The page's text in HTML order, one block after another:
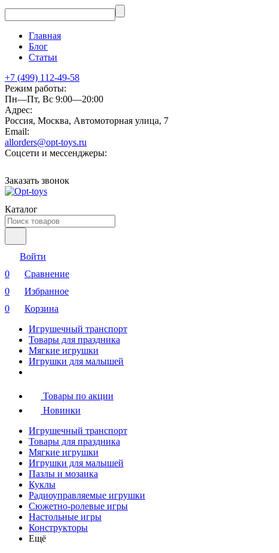
Главная
Блог
Статьи
+7 (499) 112-49-58
Режим работы:
Пн—Пт, Вс 9:00—20:00
Адрес:
Россия, Москва, Автомоторная улица, 7
Email:
allorders@opt-toys.ru
Соцсети и мессенджеры:
Заказать звонок
Каталог
Войти
0
Сравнение
0
Избранное
0
Корзина
Игрушечный транспорт
Товары для праздника
Мягкие игрушки
Игрушки для малышей
Товары по акции
Новинки
Игрушечный транспорт
Товары для праздника
Мягкие игрушки
Игрушки для малышей
Пазлы и мозаика
Куклы
Радиоуправляемые игрушки
Сюжетно-ролевые игры
Настольные игры
Конструкторы
Ещё